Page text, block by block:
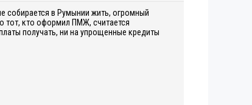
собирается в Румынии жить, огромный
тот, кто оформил ПМЖ, считается
получать, ни на упрощенные кредиты